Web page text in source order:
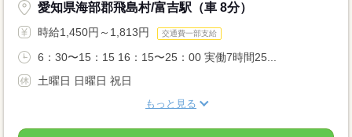
愛知県海部郡飛島村/富吉駅（車 8分）
時給1,450円～1,813円 交通費一部支給
6：30〜15：15 16：15〜25：00 実働7時間25...
土曜日 日曜日 祝日
もっと見る